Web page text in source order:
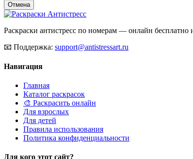
Отмена
Раскраски антистресс по номерам — онлайн бесплатно
📧 Поддержка: support@antistressart.ru
Навигация
Главная
Каталог раскрасок
🎨 Раскрасить онлайн
Для взрослых
Для детей
Правила использования
Политика конфиденциальности
Для кого этот сайт?